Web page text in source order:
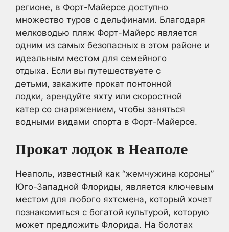
регионе, в Форт-Майерсе доступно
множество туров с дельфинами. Благодаря
мелководью пляж Форт-Майерс является
одним из самых безопасных в этом районе и
идеальным местом для семейного
отдыха. Если вы путешествуете с
детьми, закажите прокат понтонной
лодки, арендуйте яхту или скоростной
катер со снаряжением, чтобы заняться
водными видами спорта в Форт-Майерсе.
Прокат лодок в Неаполе
Неаполь, известный как “жемчужина короны”
Юго-Западной Флориды, является ключевым
местом для любого яхтсмена, который хочет
познакомиться с богатой культурой, которую
может предложить Флорида. На болотах